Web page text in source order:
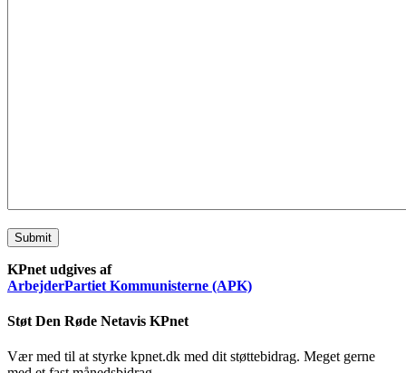
Submit
KPnet udgives af
ArbejderPartiet Kommunisterne (APK)
Støt Den Røde Netavis KPnet
Vær med til at styrke kpnet.dk med dit støttebidrag. Meget gerne